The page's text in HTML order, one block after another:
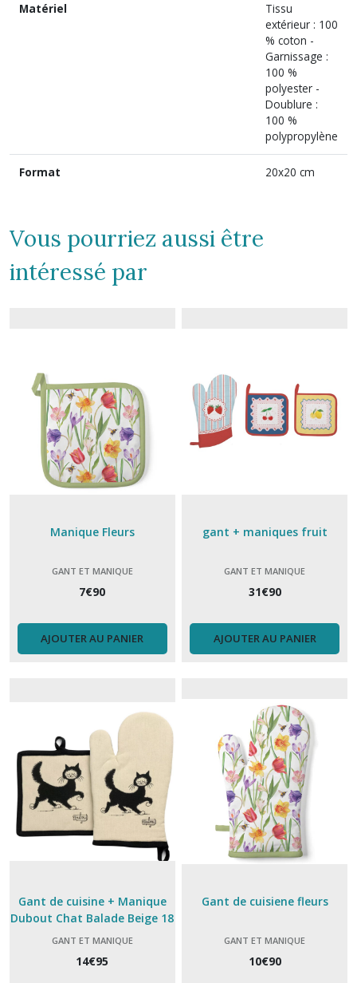
Matériel
Tissu
extérieur : 100
% coton -
Garnissage :
100 %
polyester -
Doublure :
100 %
polypropylène
Format 20x20 cm
Vous pourriez aussi être
intéressé par
Manique Fleurs
GANT ET MANIQUE
7€90
AJOUTER AU PANIER
gant + maniques fruit
GANT ET MANIQUE
31€90
AJOUTER AU PANIER
Gant de cuisine + Manique
Dubout Chat Balade Beige 18
x 28
GANT ET MANIQUE
14€95
Gant de cuisiene fleurs
GANT ET MANIQUE
10€90